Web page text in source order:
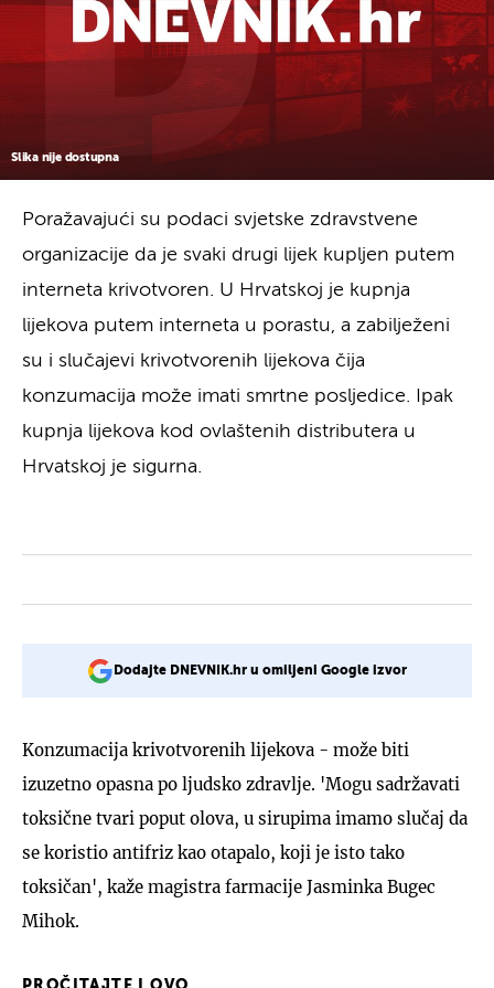
Slika nije dostupna
Poražavajući su podaci svjetske zdravstvene
organizacije da je svaki drugi lijek kupljen putem
interneta krivotvoren. U Hrvatskoj je kupnja
lijekova putem interneta u porastu, a zabilježeni
su i slučajevi krivotvorenih lijekova čija
konzumacija može imati smrtne posljedice. Ipak
kupnja lijekova kod ovlaštenih distributera u
Hrvatskoj je sigurna.
Dodajte DNEVNIK.hr u omiljeni Google izvor
Konzumacija krivotvorenih lijekova - može biti
izuzetno opasna po ljudsko zdravlje. 'Mogu sadržavati
toksične tvari poput olova, u sirupima imamo slučaj da
se koristio antifriz kao otapalo, koji je isto tako
toksičan', kaže magistra farmacije Jasminka Bugec
Mihok.